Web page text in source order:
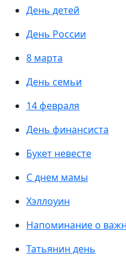
День детей
День России
8 марта
День семьи
14 февраля
День финансиста
Букет невесте
С днем мамы
Хэллоуин
Напоминание о
Татьянин день